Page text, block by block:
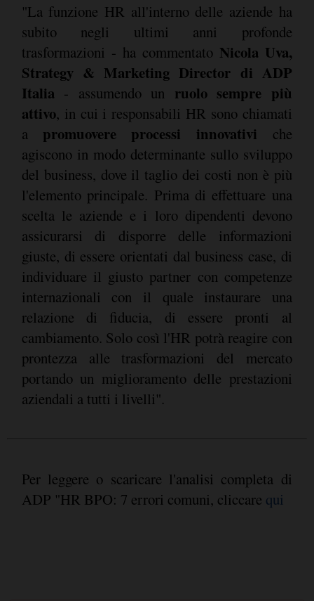
"La funzione HR all'interno delle aziende ha
subito negli ultimi anni profonde
trasformazioni - ha commentato Nicola Uva,
Strategy & Marketing Director di ADP
Italia - assumendo un ruolo sempre più
attivo, in cui i responsabili HR sono chiamati
a promuovere processi innovativi che
agiscono in modo determinante sullo sviluppo
del business, dove il taglio dei costi non è più
l'elemento principale. Prima di effettuare una
scelta le aziende e i loro dipendenti devono
assicurarsi di disporre delle informazioni
giuste, di essere orientati dal business case, di
individuare il giusto partner con competenze
internazionali con il quale instaurare una
relazione di fiducia, di essere pronti al
cambiamento. Solo così l'HR potrà reagire con
prontezza alle trasformazioni del mercato
portando un miglioramento delle prestazioni
aziendali a tutti i livelli".
Per leggere o scaricare l'analisi completa di
ADP "HR BPO: 7 errori comuni, cliccare qui